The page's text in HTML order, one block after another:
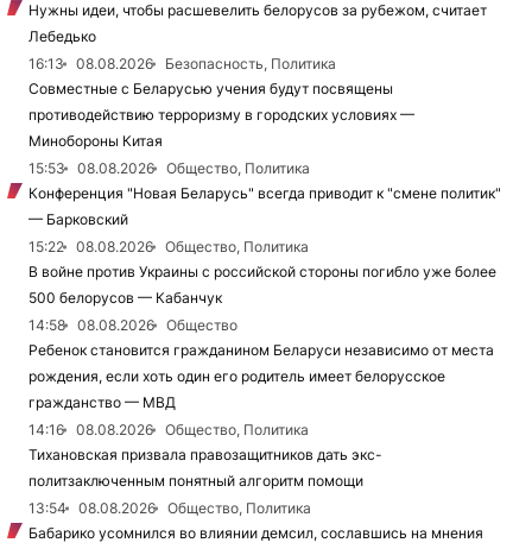
Нужны идеи, чтобы расшевелить белорусов за рубежом, считает
Лебедько
16:13
08.08.2026
Безопасность, Политика
Совместные с Беларусью учения будут посвящены
противодействию терроризму в городских условиях —
Минобороны Китая
15:53
08.08.2026
Общество, Политика
Конференция "Новая Беларусь" всегда приводит к "смене политик"
— Барковский
15:22
08.08.2026
Общество, Политика
В войне против Украины с российской стороны погибло уже более
500 белорусов — Кабанчук
14:58
08.08.2026
Общество
Ребенок становится гражданином Беларуси независимо от места
рождения, если хоть один его родитель имеет белорусское
гражданство — МВД
14:16
08.08.2026
Общество, Политика
Тихановская призвала правозащитников дать экс-
политзаключенным понятный алгоритм помощи
13:54
08.08.2026
Общество, Политика
Бабарико усомнился во влиянии демсил, сославшись на мнения